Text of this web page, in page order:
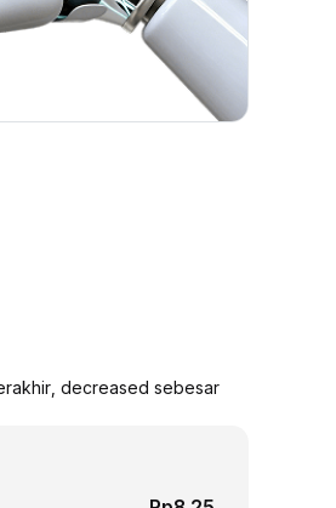
decreased sebesar